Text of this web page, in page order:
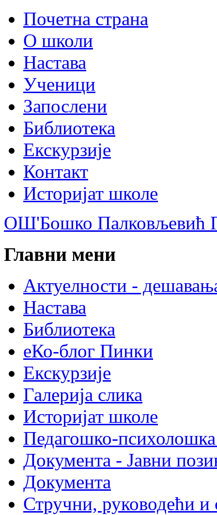
Почетна страна
О школи
Настава
Ученици
Запослени
Библиотека
Екскурзије
Контакт
Историјат школе
ОШ'Бошко Палковљевић
Главни мени
Актуелности -
Настава
Библиотека
еКо-блог Пинки
Екскурзије
Галерија слика
Историјат школе
Педагошко-психолошка
Документа - Јавни
Документа
Стручни, руководећи и